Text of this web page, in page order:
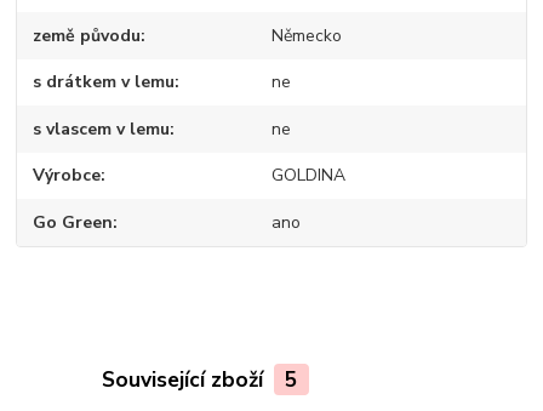
země původu Německo
s drátkem v lemu ne
s vlascem v lemu ne
Výrobce GOLDINA
Go Green ano
Související zboží 5